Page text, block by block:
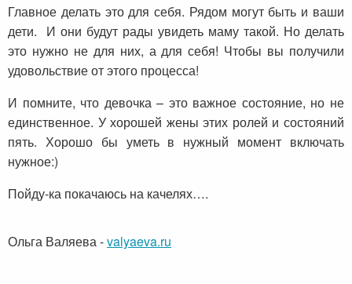
Главное делать это для себя. Рядом могут быть и ваши
дети. И они будут рады увидеть маму такой. Но делать
это нужно не для них, а для себя! Чтобы вы получили
удовольствие от этого процесса!
И помните, что девочка – это важное состояние, но не
единственное. У хорошей жены этих ролей и состояний
пять. Хорошо бы уметь в нужный момент включать
нужное:)
Пойду-ка покачаюсь на качелях….
Ольга Валяева-valyaeva.ru